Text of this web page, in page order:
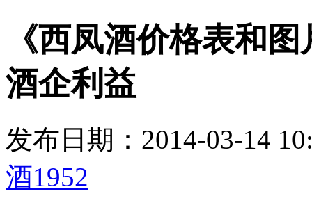
《西凤酒价格表和
酒企利益
发布日期：2014-03-14
酒1952